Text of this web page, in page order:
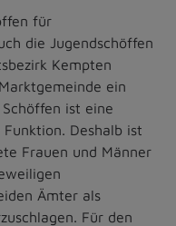
für
die Jugendschöffen
Kempten
ein
ist eine
Deshalb ist
Frauen und Männer
Ämter als
Für den